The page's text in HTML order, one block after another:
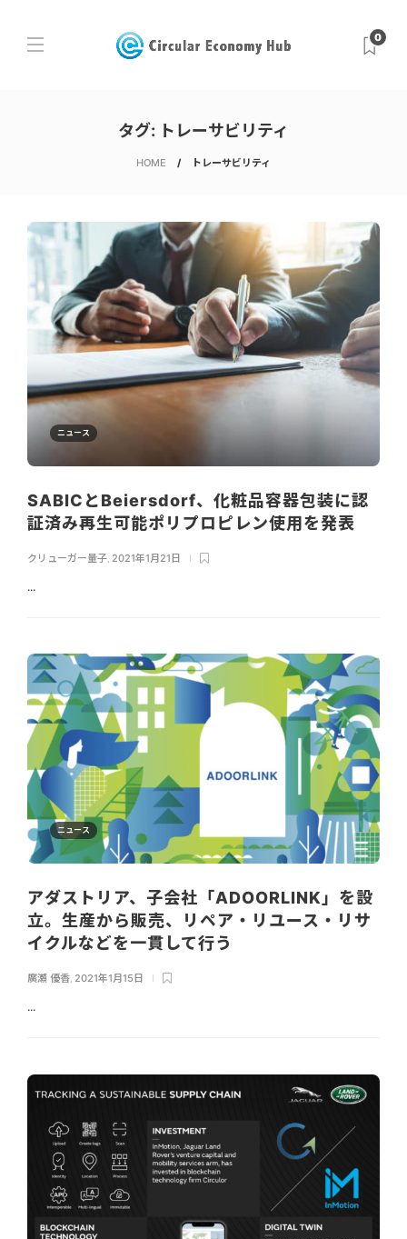
0
タグ: トレーサビリティ
HOME トレーサビリティ
ニュース
SABICとBeiersdorf、化粧品容器包装に認
証済み再生可能ポリプロピレン使用を発表
クリューガー量子 2021年1月21日
...
ニュース
アダストリア、子会社「ADOORLINK」を設
立。生産から販売、リペア・リユース・リサ
イクルなどを一貫して行う
廣瀬 優香 2021年1月15日
...